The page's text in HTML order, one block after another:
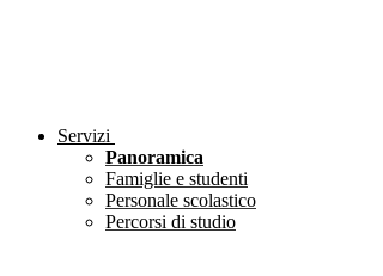
Servizi
Panoramica
Famiglie e studenti
Personale scolastico
Percorsi di studio